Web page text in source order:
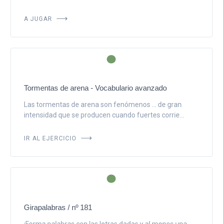
A JUGAR
Tormentas de arena - Vocabulario avanzado
Las tormentas de arena son fenómenos ... de gran
intensidad que se producen cuando fuertes corrie...
IR AL EJERCICIO
Girapalabras / nº 181